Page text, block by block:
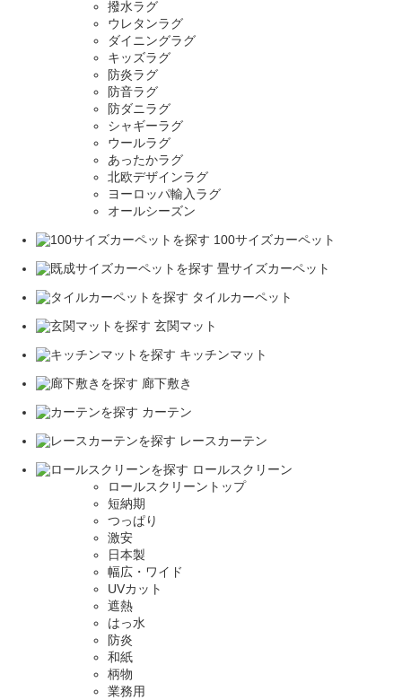
撥水ラグ
ウレタンラグ
ダイニングラグ
キッズラグ
防炎ラグ
防音ラグ
防ダニラグ
シャギーラグ
ウールラグ
あったかラグ
北欧デザインラグ
ヨーロッパ輸入ラグ
オールシーズン
100サイズカーペット
畳サイズカーペット
タイルカーペット
玄関マット
キッチンマット
廊下敷き
カーテン
レースカーテン
ロールスクリーン
ロールスクリーントップ
短納期
つっぱり
激安
日本製
幅広・ワイド
UVカット
遮熱
はっ水
防炎
和紙
柄物
業務用